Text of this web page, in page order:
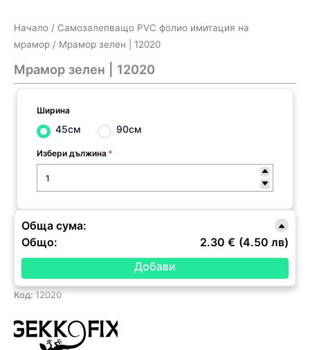
Начало / Самозалепващо PVC фолио имитация на
мрамор / Мрамор зелен | 12020
Мрамор зелен | 12020
Ширина
45см 90см
Избери дължина *
Обща сума:
Общо:
2.30 € (4.50 лв)
Код: 12020